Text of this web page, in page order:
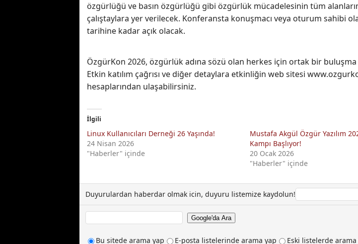
özgürlüğü ve basın özgürlüğü gibi özgürlük mücadelesinin tüm
çalıştaylara yer verilecek. Konferansta konuşmacı veya oturum sahibi
tarihine kadar açık olacak.
ÖzgürKon 2026, özgürlük adına sözü olan herkes için ortak bir buluşma
Etkin katılım çağrısı ve diğer detaylara etkinliğin web sitesi
hesaplarından ulaşabilirsiniz.
İlgili
Linux Kullanıcıları Derneği 26 Yaşında!
24 Nisan 2026
"Haberler" içinde
Mustafa Akgül Özgür Yazılım
Kampı Başlıyor!
20 Ocak 2026
"Haberler" içinde
Duyurulardan haberdar olmak icin, duyuru listemize kaydolun!
Bu sitede arama yap E-posta listelerinde arama yap Eski listelerde arama